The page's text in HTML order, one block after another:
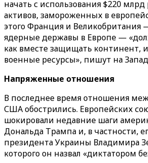
начать с использования $220
активов, замороженных в
этого Франция и
ядерные державы в Европе —
как вместе защищать континент,
военные ресурсы», пишут на
Напряженные отношения
В последнее время отношения
США обострились. Европейских
шокировали недавние шаги
Дональда Трампа и, в частности,
президента Украины Владимира
которого он назвал «диктатором